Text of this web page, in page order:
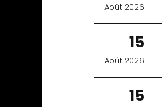
Août 2026
15
Août 2026
15